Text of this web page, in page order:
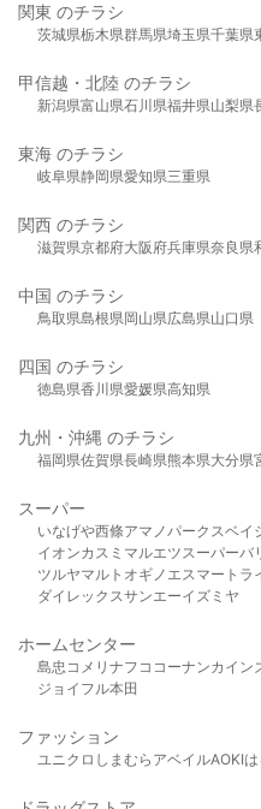
関東 のチラシ
茨城県栃木県群馬県埼玉県千葉県
甲信越・北陸 のチラシ
新潟県富山県石川県福井県山梨県
東海 のチラシ
岐阜県静岡県愛知県三重県
関西 のチラシ
滋賀県京都府大阪府兵庫県奈良県
中国 のチラシ
鳥取県島根県岡山県広島県山口県
四国 のチラシ
徳島県香川県愛媛県高知県
九州・沖縄 のチラシ
福岡県佐賀県長崎県熊本県大分県
スーパー
いなげや西條アマノパークスベイ
イオンカスミ マルエツスーパーバ
ツルヤマルト オギノ エスマート ラ
ダイレックスサンエーイズミヤ
ホームセンター
島忠 コメリ ナフコ コーナンカイン
ジョイフル本田
ファッション
ユニクロ しまむら アベイルAOKI